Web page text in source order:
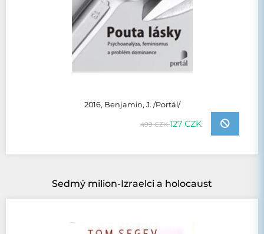
2016, Benjamin, J. /Portál/
499 CZK127 CZK
Sedmý milion-Izraelci a holocaust